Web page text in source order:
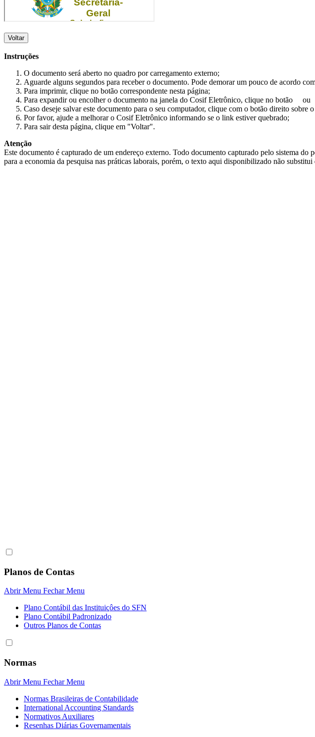
Voltar
Instruções
O documento será aberto no quadro por carregamento externo;
Aguarde alguns segundos para receber o documento. Pode demorar um pouco de acordo
Para imprimir, clique no botão correspondente nesta página;
Para expandir ou encolher o documento na janela do Cosif Eletrônico, clique no botão
ou
Caso deseje salvar este documento para o seu computador, clique com o botão direito
Por favor, ajude a melhorar o Cosif Eletrônico informando se o link estiver quebrado;
Para sair desta página, clique em "Voltar".
Atenção
Este documento é capturado de um endereço externo. Todo documento capturado pelo sistema
para a economia da pesquisa nas práticas laborais, porém, o texto aqui disponibilizado não
Planos de Contas
Abrir Menu Fechar Menu
Plano Contábil das Instituiçôes do SFN
Plano Contábil Padronizado
Outros Planos de Contas
Normas
Abrir Menu Fechar Menu
Normas Brasileiras de Contabilidade
International Accounting Standards
Normativos Auxiliares
Resenhas Diárias Governamentais